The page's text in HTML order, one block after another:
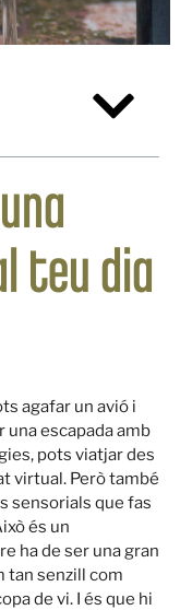
teu dia
agafar un avió i
una escapada amb
pots viatjar des
virtual. Però també
sensorials que fas
és un
ha de ser una gran
tan senzill com
de vi. I és que hi